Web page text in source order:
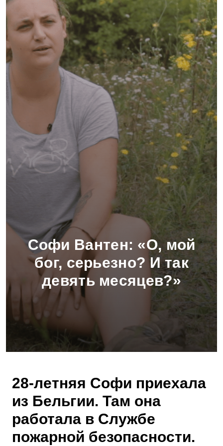
Софи Вантен: «О, мой
бог, серьезно? И так
девять месяцев?»
28-летняя Софи приехала
из Бельгии. Там она
работала в Службе
пожарной безопасности.